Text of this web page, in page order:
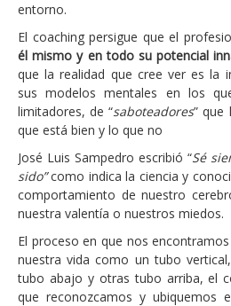
Servicios
Desarrollo de aplicaciones
Proyectos de consultoría
Proyectos de asesoramiento
Preparación y elaboración de
Puesta en valor de los
(descubrir y aprovechar)
Quiénes somos
Conceptos
entorno.
El coaching persigue que el
él mismo y en todo su potencial
que la realidad que cree ver es la
sus modelos mentales en los
limitadores, de “saboteadores” que
que está bien y lo que no
José Luis Sampedro escribió “Sé
sido”como indica la ciencia y
comportamiento de nuestro
nuestra valentía o nuestros miedos.
El proceso en que nos
nuestra vida como un tubo
tubo abajo y otras tubo arriba, el
que reconozcamos y ubiquemos